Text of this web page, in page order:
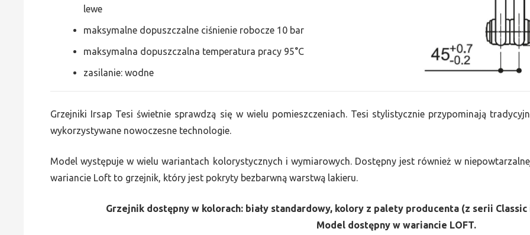
lewe
maksymalne dopuszczalne ciśnienie robocze 10 bar
maksymalna dopuszczalna temperatura pracy 95°C
zasilanie: wodne
Grzejniki Irsap Tesi świetnie sprawdzą się w wielu pomieszczeniach. Tesi stylistycznie przypominają
wykorzystywane nowoczesne technologie.
Model występuje w wielu wariantach kolorystycznych i wymiarowych. Dostępny jest również w
wariancie Loft to grzejnik, który jest pokryty bezbarwną warstwą lakieru.
Grzejnik dostępny w kolorach: biały standardowy, kolory z palety producenta (z serii
Model dostępny w wariancie LOFT.